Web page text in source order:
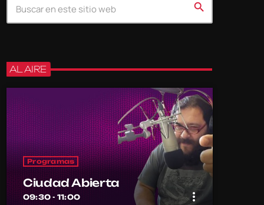
search
AL AIRE
Programas
Ciudad Abierta
09:30 - 11:00 more_vert